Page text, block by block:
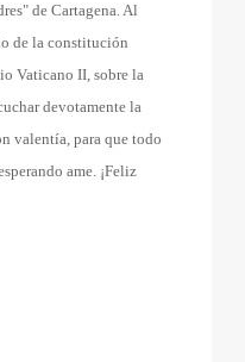
de Cartagena. Al
de la constitución
Vaticano II, sobre la
devotamente la
valentía, para que todo
ame. ¡Feliz